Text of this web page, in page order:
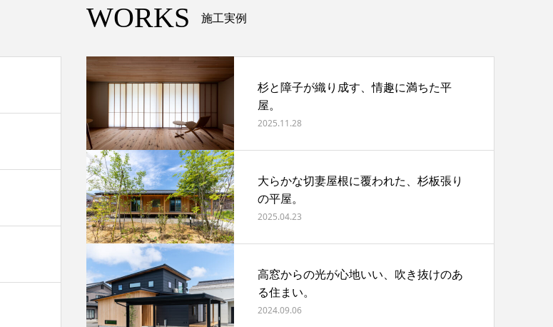
WORKS 施工実例
杉と障子が織り成す、情趣に満ちた平
屋。
2025.11.28
大らかな切妻屋根に覆われた、杉板張り
の平屋。
2025.04.23
高窓からの光が心地いい、吹き抜けのあ
る住まい。
2024.09.06